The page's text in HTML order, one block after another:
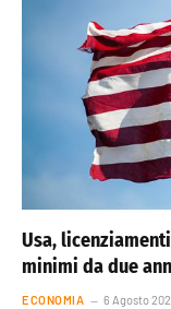
Usa,
minimi da due
ECONOMIA 6 Agosto